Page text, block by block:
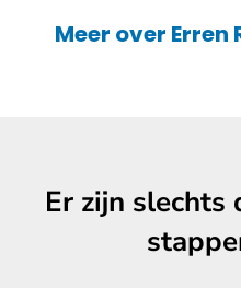
Meer over
Er zijn slechts